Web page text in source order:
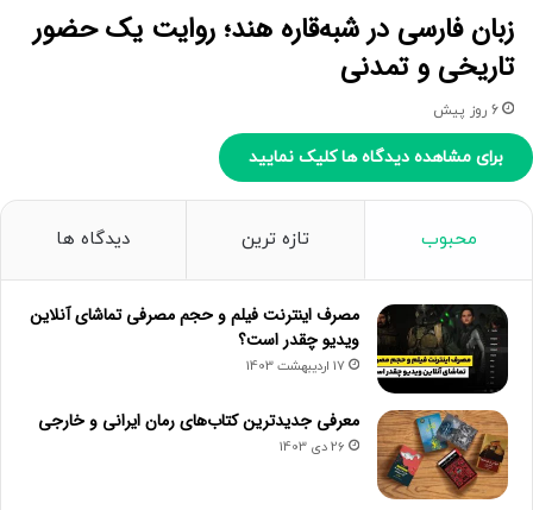
زبان فارسی در شبه‌قاره هند؛ روایت یک حضور
تاریخی و تمدنی
6 روز پیش
برای مشاهده دیدگاه ها کلیک نمایید
محبوب تازه ترین دیدگاه ها
مصرف اینترنت فیلم و حجم مصرفی تماشای آنلاین
ویدیو چقدر است؟
17 اردیبهشت 1403
معرفی جدیدترین کتاب‌های رمان ایرانی و خارجی
26 دی 1403